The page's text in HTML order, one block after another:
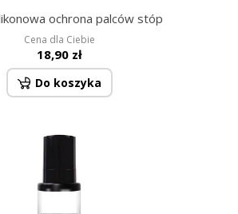
ochrona palców stóp
Cena dla Ciebie
18,90 zł
Do koszyka